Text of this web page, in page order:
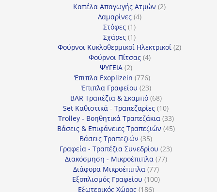
προϊόντα
Καπέλα Απαγωγής Ατμών 22
Λαμαρίνες 44
Στόφες 11
προϊόν
Σχάρες 11
προϊόν
Φούρνοι Κυκλοθερμικοί Ηλεκτρικοί 22
Φούρνοι Πίτσας 44
ΨΥΓΕΙΑ 22
προϊόντα
Έπιπλα Exoplizein 776776
προϊόντα
'Επιπλα Γραφείου 2323
προϊόντα
BAR Τραπέζια & Σκαμπό 6868
προϊόντα
Set Καθιστικά - Τραπεζαρίες 1010
προϊόντα
Trolley - Βοηθητικά Τραπεζάκια 3333
προϊόντα
Βάσεις & Επιφάνειες Τραπεζιών 4545
Βάσεις Τραπεζιών 3535
προϊόντα
Γραφεία - Τραπέζια Συνεδρίου 2323
Διακόσμηση - Μικροέπιπλα 7777
Διάφορα Μικροέπιπλα 7777
προϊόντα
Εξοπλισμός Γραφείου 100100
Εξωτερικός Χώρος 186186